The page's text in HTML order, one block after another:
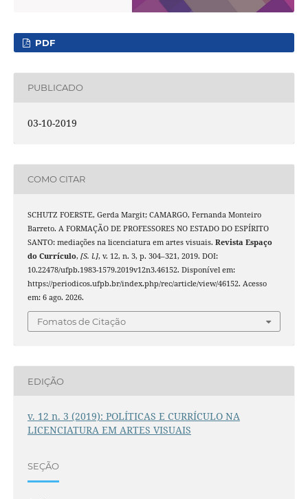
PDF
PUBLICADO
03-10-2019
COMO CITAR
SCHUTZ FOERSTE, Gerda Margit; CAMARGO, Fernanda Monteiro
Barreto. A FORMAÇÃO DE PROFESSORES NO ESTADO DO ESPÍRITO
SANTO: mediações na licenciatura em artes visuais. Revista Espaço
do Currículo, [S. l.], v. 12, n. 3, p. 304–321, 2019. DOI:
10.22478/ufpb.1983-1579.2019v12n3.46152. Disponível em:
https://periodicos.ufpb.br/index.php/rec/article/view/46152. Acesso
em: 6 ago. 2026.
Fomatos de Citação
EDIÇÃO
v. 12 n. 3 (2019): POLÍTICAS E CURRÍCULO NA
LICENCIATURA EM ARTES VISUAIS
SEÇÃO